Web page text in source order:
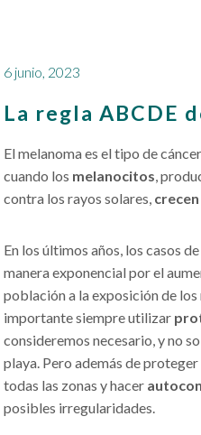
6 junio, 2023
La regla ABCDE
El melanoma es el tipo de
cuando los melanocitos,
contra los rayos solares,
En los últimos años, los casos
manera exponencial por el
población a la exposición de
importante siempre utilizar
consideremos necesario, y no
playa. Pero además de
todas las zonas y hacer
posibles irregularidades.